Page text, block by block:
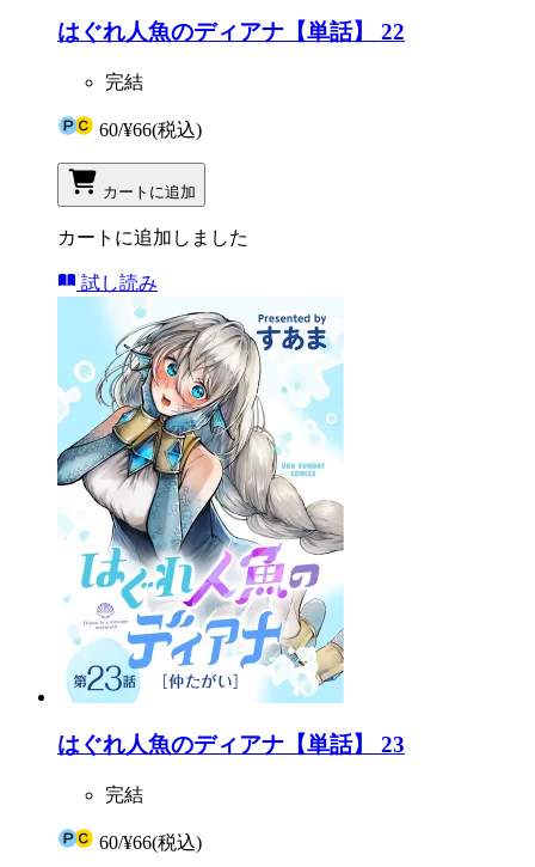
はぐれ人魚のディアナ【単話】 22
完結
60/¥66(税込)
カートに追加
カートに追加しました
試し読み
はぐれ人魚のディアナ【単話】 23
完結
60/¥66(税込)